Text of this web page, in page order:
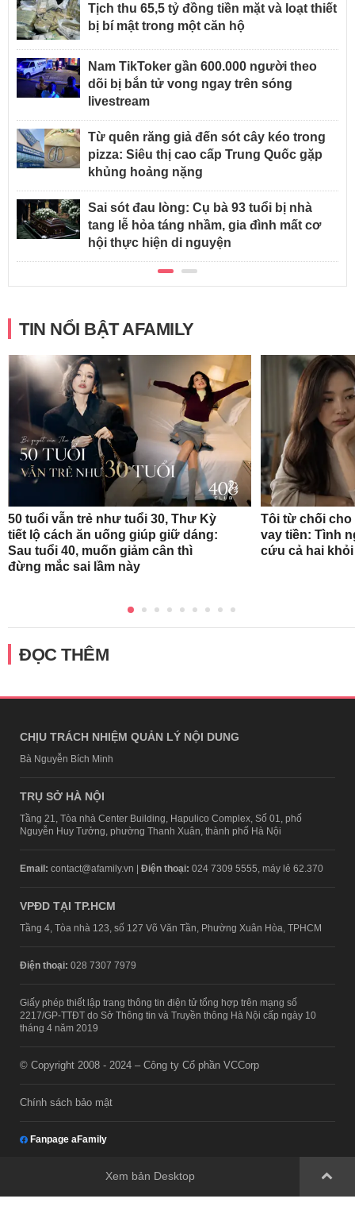
Tịch thu 65,5 tỷ đồng tiền mặt và loạt thiết
bị bí mật trong một căn hộ
Nam TikToker gần 600.000 người theo
dõi bị bắn tử vong ngay trên sóng
livestream
Từ quên răng giả đến sót cây kéo trong
pizza: Siêu thị cao cấp Trung Quốc gặp
khủng hoảng nặng
Sai sót đau lòng: Cụ bà 93 tuổi bị nhà
tang lễ hỏa táng nhầm, gia đình mất cơ
hội thực hiện di nguyện
TIN NỔI BẬT AFAMILY
50 tuổi vẫn trẻ như tuổi 30, Thư Kỳ
tiết lộ cách ăn uống giúp giữ dáng:
Sau tuổi 40, muốn giảm cân thì
đừng mắc sai lầm này
Tôi từ chối
vay tiền: Tình
cứu cả hai
ĐỌC THÊM
CHỊU TRÁCH NHIỆM QUẢN LÝ NỘI DUNG
Bà Nguyễn Bích Minh
TRỤ SỞ HÀ NỘI
Tầng 21, Tòa nhà Center Building, Hapulico Complex, Số 01, phố
Nguyễn Huy Tưởng, phường Thanh Xuân, thành phố Hà Nội
Email: contact@afamily.vn | Điện thoại: 024 7309 5555, máy lẻ 62.370
VPĐD TẠI TP.HCM
Tầng 4, Tòa nhà 123, số 127 Võ Văn Tần, Phường Xuân Hòa, TPHCM
Điện thoại: 028 7307 7979
Giấy phép thiết lập trang thông tin điện tử tổng hợp trên mạng số
2217/GP-TTĐT do Sở Thông tin và Truyền thông Hà Nội cấp ngày 10
tháng 4 năm 2019
© Copyright 2008 - 2024 – Công ty Cổ phần VCCorp
Chính sách bảo mật
Fanpage aFamily
Xem bản Desktop